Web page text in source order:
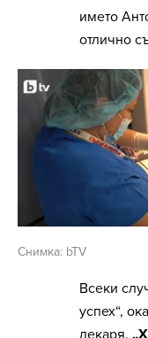
името
отлично
Снимка: bTV
Всеки
успех“,